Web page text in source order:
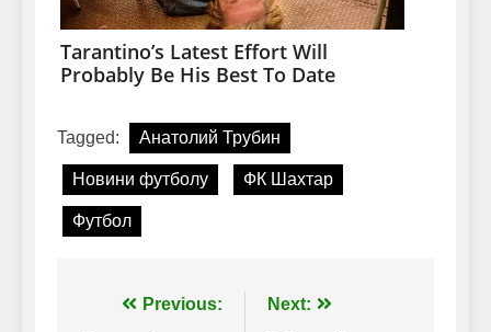
Tagged: Анатолий Трубин
Новини футболу ФК Шахтар
Футбол
Навігація
Previous: Next: